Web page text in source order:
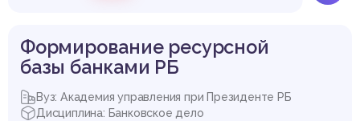
Формирование ресурсной
базы банками РБ
Вуз: Академия управления при Президенте РБ
Дисциплина: Банковское дело